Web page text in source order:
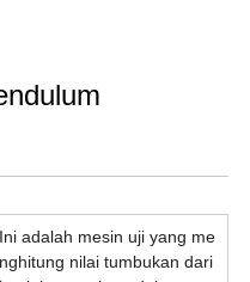
Ini adalah mesin uji yang me
nghitung nilai tumbukan dari